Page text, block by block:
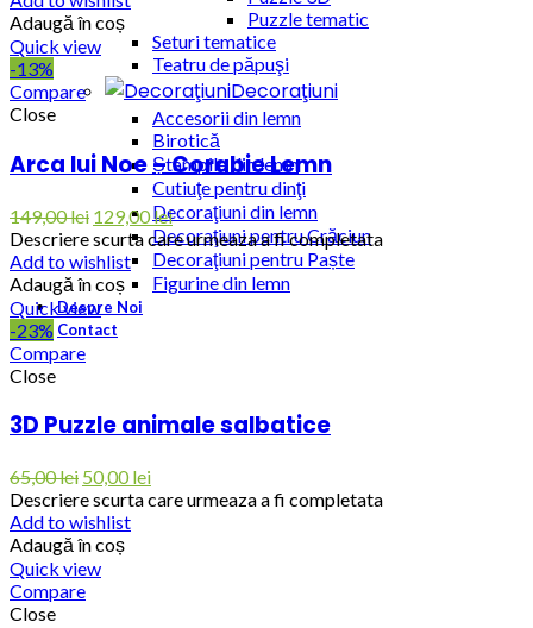
Puzzle tematic
Seturi tematice
Teatru de păpuşi
Decoraţiuni
Accesorii din lemn
Birotică
Ștampile din lemn
Cutiuţe pentru dinţi
Decoraţiuni din lemn
Decoraţiuni pentru Crăciun
Decoraţiuni pentru Paște
Figurine din lemn
Despre Noi
Contact
Adaugă în coș
Quick view
-13%
Compare
Close
Arca lui Noe – Corabie Lemn
149,00lei 129,00lei
Descriere scurta care urmeaza a fi completata
Add to wishlist
Adaugă în coș
Quick view
-23%
Compare
Close
3D Puzzle animale salbatice
65,00lei 50,00lei
Descriere scurta care urmeaza a fi completata
Add to wishlist
Adaugă în coș
Quick view
Compare
Close